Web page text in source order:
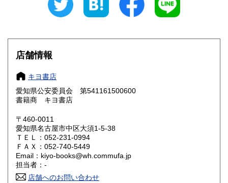
600円 三重県
大阪府
奈良県
鳥取県 600円 島根県
岡山県
山口県 600円
香川県 愛媛県
高知県
店舗情報
キヨ書店
愛知県公安委員会 第541161500600
書籍商 キヨ書店
〒460-0011
愛知県名古屋市中区大須1-5-38
ＴＥＬ：052-231-0994
ＦＡＸ：052-740-5449
Email：kiyo-books@wh.commufa.jp
担当者：-
店舗へのお問い合わせ